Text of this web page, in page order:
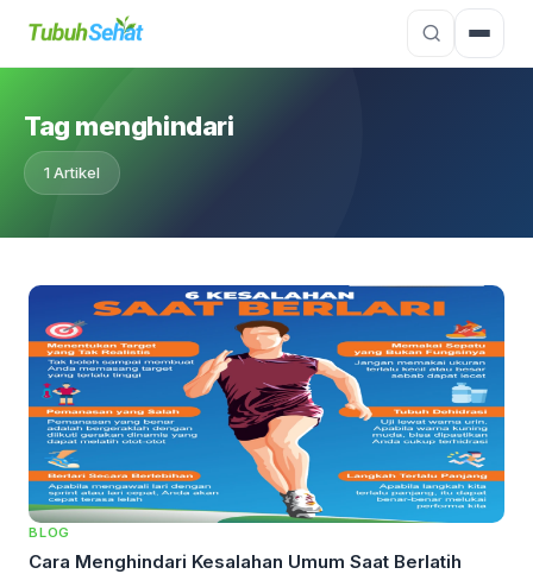
Tag menghindari
1 Artikel
BLOG
Cara Menghindari Kesalahan Umum Saat Berlatih